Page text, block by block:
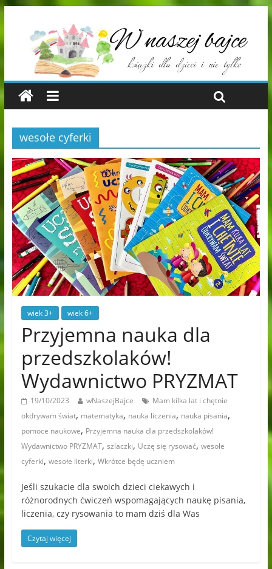
wesołe cyferki
wiek 3+ wiek 6+
Przyjemna nauka dla
przedszkolaków!
Wydawnictwo PRYZMAT
19/10/2023 wNaszejBajce
Mam kilka lat i chętnie
okdrywam świat, matematyka, nauka liczenia, nauka pisania,
pomoce naukowe, Przyjemna nauka dla przedszkolaków!
Wydawnictwo PRYZMAT, szlaczki, Uczę się rysować, wesołe
cyferki, wesołe literki, Wkrótce będę uczniem
Jeśli szukacie dla swoich dzieci ciekawych i
różnorodnych ćwiczeń wspomagających naukę pisania,
liczenia, czy rysowania to mam dziś dla Was
Czytaj więcej